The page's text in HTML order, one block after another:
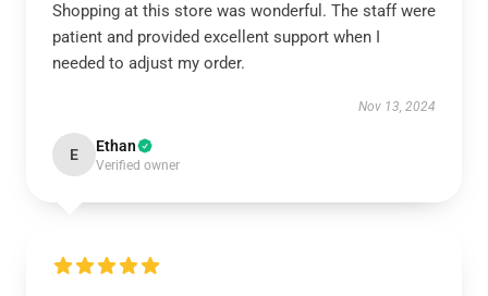
Shopping at this store was wonderful. The staff were
patient and provided excellent support when I
needed to adjust my order.
Nov 13, 2024
E Ethan
Verified owner